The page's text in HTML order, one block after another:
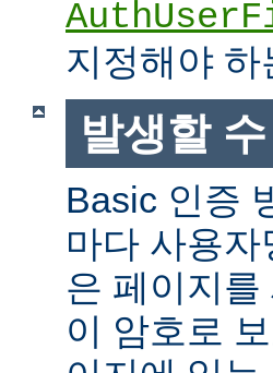
지정해야
발생할
Basic 인증
마다 사용
은 페이지
이 암호로